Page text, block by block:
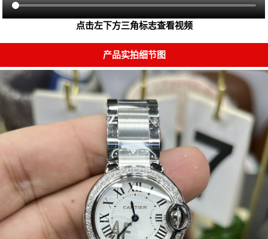
点击左下方三角标志查看视频
产品实拍细节图